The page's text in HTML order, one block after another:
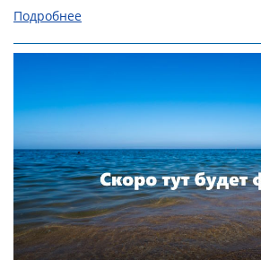
Подробнее